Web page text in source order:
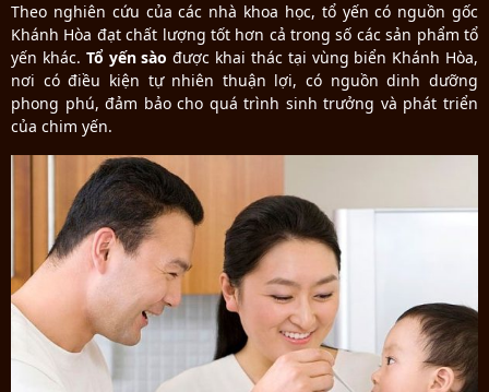
Theo nghiên cứu của các nhà khoa học, tổ yến có nguồn gốc
Khánh Hòa đạt chất lượng tốt hơn cả trong số các sản phẩm tổ
yến khác. Tổ yến sào được khai thác tại vùng biển Khánh Hòa,
nơi có điều kiện tự nhiên thuận lợi, có nguồn dinh dưỡng
phong phú, đảm bảo cho quá trình sinh trưởng và phát triển
của chim yến.